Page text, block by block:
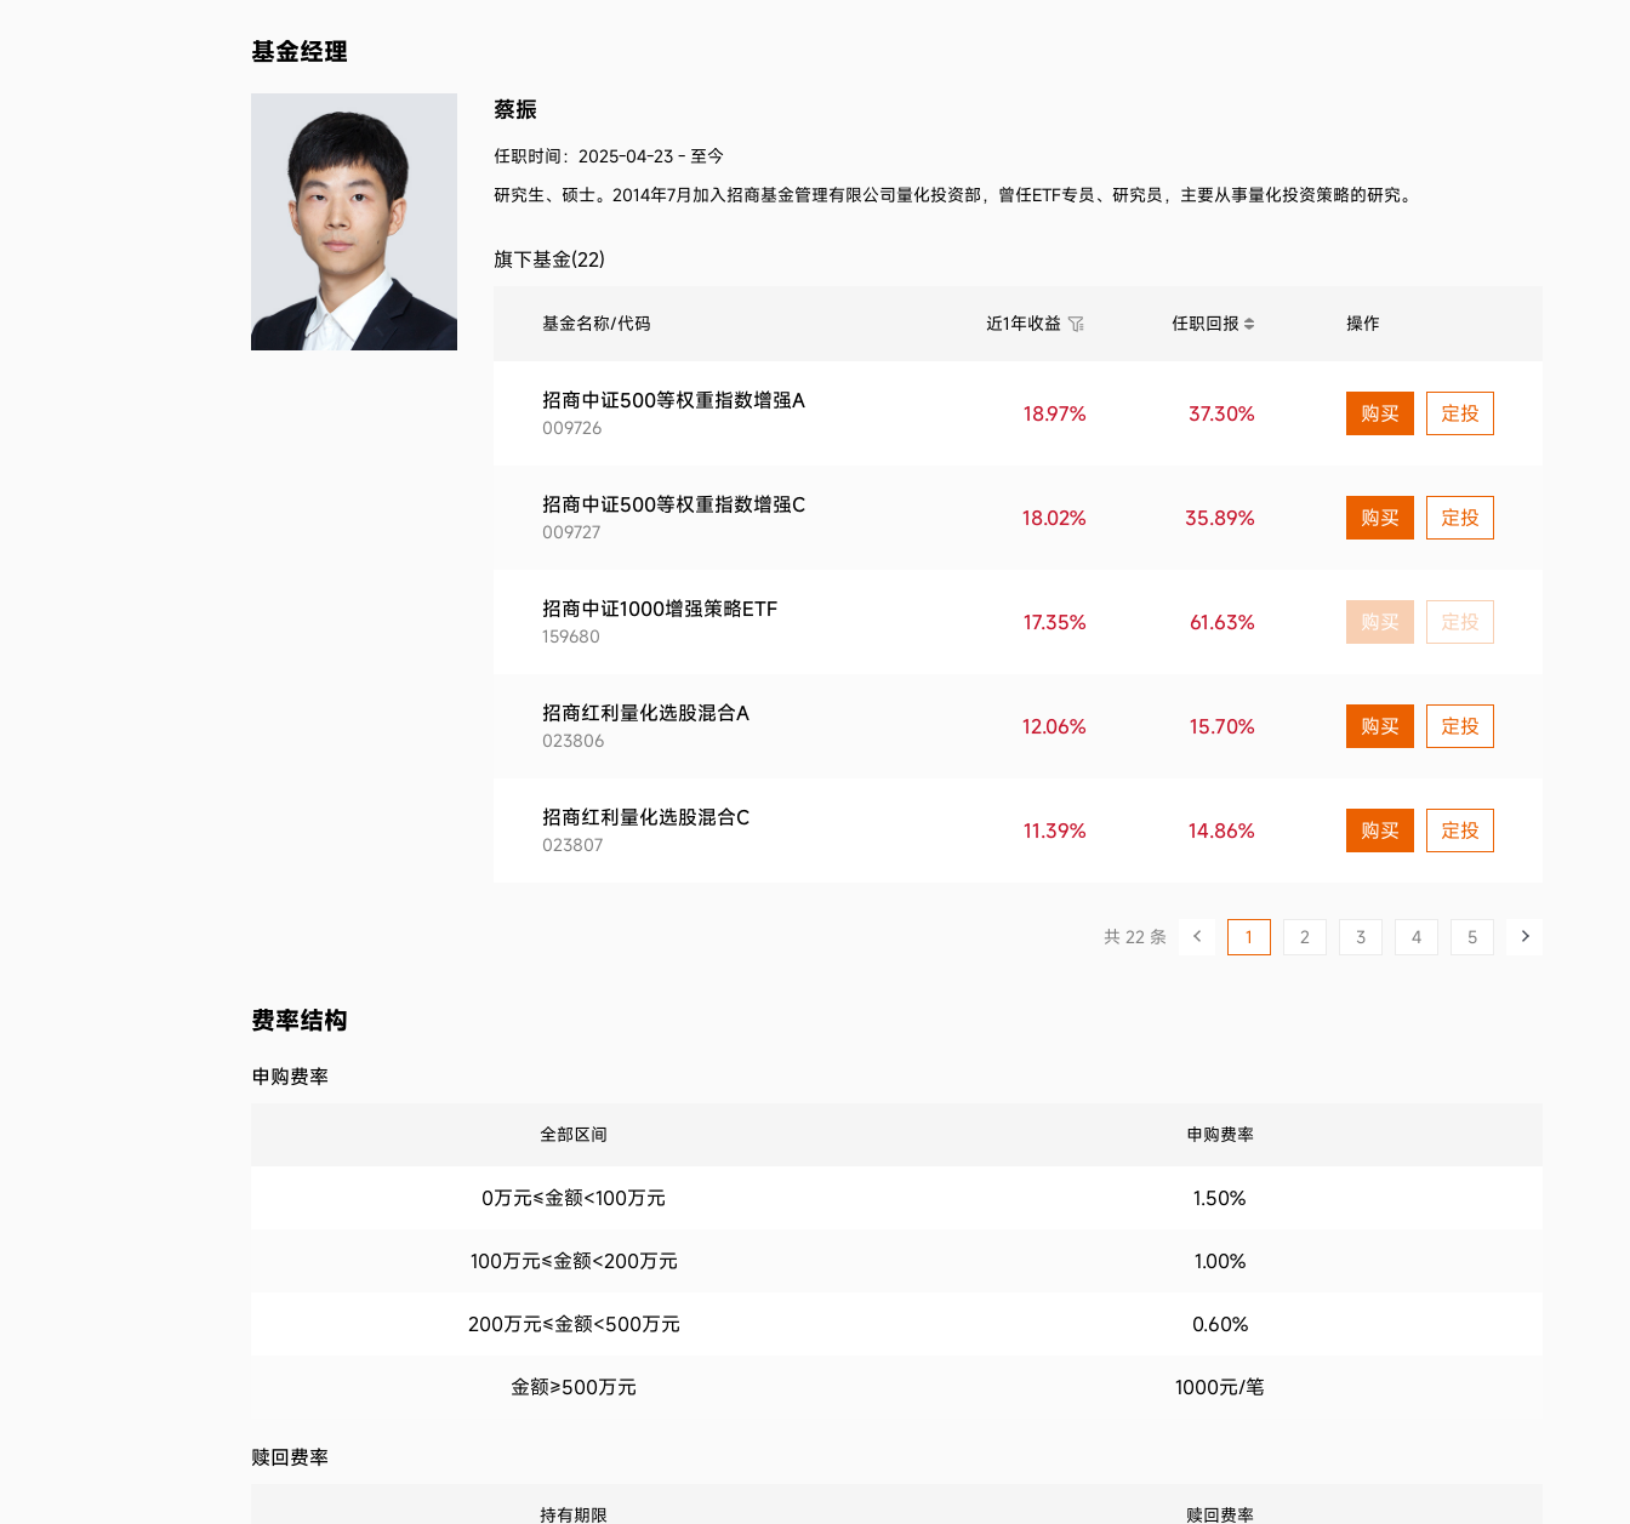
基金经理
蔡振
任职时间：2025-04-23 - 至今
研究生、硕士。 2014年7月加入招商基金管理有限公司量化投资部，曾任ETF专员、研究员，主要从事量化投资策略的研究。
旗下基金(22)
基金名称/代码 近1年收益 任职回报 操作
招商中证500等权重指数增强A
009726
18.97% 37.30% 购买 定投
招商中证500等权重指数增强C
009727
18.02% 35.89% 购买 定投
招商中证1000增强策略ETF
159680
17.35% 61.63% 购买 定投
招商红利量化选股混合A
023806
12.06% 15.70% 购买 定投
招商红利量化选股混合C
023807
11.39% 14.86% 购买 定投
共 22 条 1 2 3 4 5
费率结构
申购费率
全部区间 申购费率
0万元≤金额<100万元 1.50%
100万元≤金额<200万元 1.00%
200万元≤金额<500万元 0.60%
金额≥500万元 1000元/笔
赎回费率
持有期限 赎回费率